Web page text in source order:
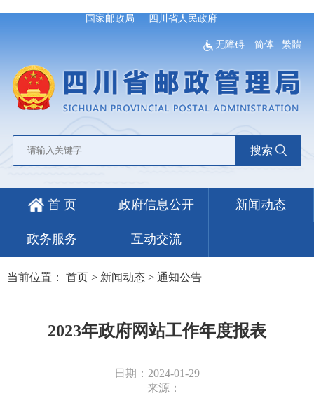
国家邮政局 四川省人民政府
无障碍 简体 |繁體
搜索
首 页 政府信息公开 新闻动态
政务服务 互动交流
当前位置： 首页 > 新闻动态 > 通知公告
2023年政府网站工作年度报表
日期：2024-01-29
来源：